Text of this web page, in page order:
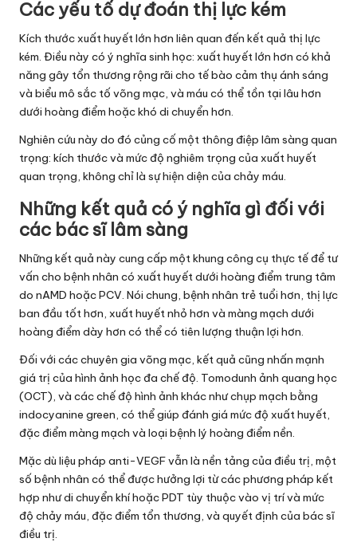
Các yếu tố dự đoán thị lực kém
Kích thước xuất huyết lớn hơn liên quan đến kết quả thị lực
kém. Điều này có ý nghĩa sinh học: xuất huyết lớn hơn có khả
năng gây tổn thương rộng rãi cho tế bào cảm thụ ánh sáng
và biểu mô sắc tố võng mạc, và máu có thể tồn tại lâu hơn
dưới hoàng điểm hoặc khó di chuyển hơn.
Nghiên cứu này do đó củng cố một thông điệp lâm sàng quan
trọng: kích thước và mức độ nghiêm trọng của xuất huyết
quan trọng, không chỉ là sự hiện diện của chảy máu.
Những kết quả có ý nghĩa gì đối với
các bác sĩ lâm sàng
Những kết quả này cung cấp một khung công cụ thực tế để tư
vấn cho bệnh nhân có xuất huyết dưới hoàng điểm trung tâm
do nAMD hoặc PCV. Nói chung, bệnh nhân trẻ tuổi hơn, thị lực
ban đầu tốt hơn, xuất huyết nhỏ hơn và màng mạch dưới
hoàng điểm dày hơn có thể có tiên lượng thuận lợi hơn.
Đối với các chuyên gia võng mạc, kết quả cũng nhấn mạnh
giá trị của hình ảnh học đa chế độ. Tomodunh ảnh quang học
(OCT), và các chế độ hình ảnh khác như chụp mạch bằng
indocyanine green, có thể giúp đánh giá mức độ xuất huyết,
đặc điểm màng mạch và loại bệnh lý hoàng điểm nền.
Mặc dù liệu pháp anti-VEGF vẫn là nền tảng của điều trị, một
số bệnh nhân có thể được hưởng lợi từ các phương pháp kết
hợp như di chuyển khí hoặc PDT tùy thuộc vào vị trí và mức
độ chảy máu, đặc điểm tổn thương, và quyết định của bác sĩ
điều trị.